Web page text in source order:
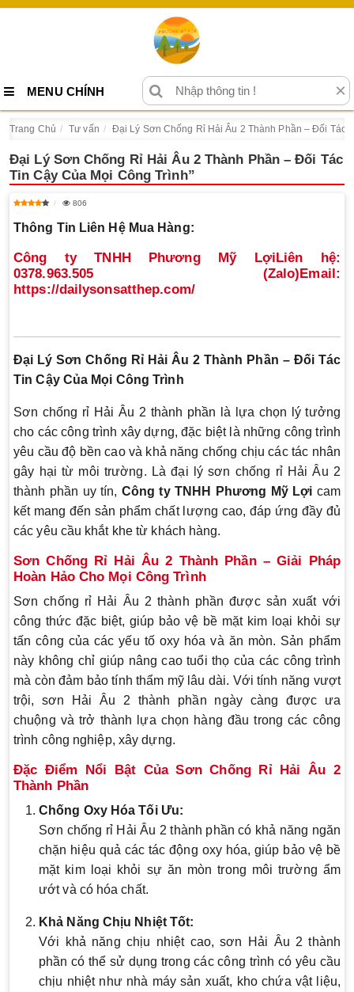
MENU CHÍNH ×
Trang Chủ Tư vấn Đại Lý Sơn Chống Rỉ Hải Âu 2 Thành Phần – Đối Tác
Đại Lý Sơn Chống Rỉ Hải Âu 2 Thành Phần – Đối Tác
Tin Cậy Của Mọi Công Trình”
806
Thông Tin Liên Hệ Mua Hàng:
Công ty TNHH Phương Mỹ LợiLiên hệ:
0378.963.505 (Zalo)Email:
https://dailysonsatthep.com/
Đại Lý Sơn Chống Rỉ Hải Âu 2 Thành Phần – Đối Tác
Tin Cậy Của Mọi Công Trình
Sơn chống rỉ Hải Âu 2 thành phần là lựa chọn lý tưởng
cho các công trình xây dựng, đặc biệt là những công trình
yêu cầu độ bền cao và khả năng chống chịu các tác nhân
gây hại từ môi trường. Là đại lý sơn chống rỉ Hải Âu 2
thành phần uy tín, Công ty TNHH Phương Mỹ Lợi cam
kết mang đến sản phẩm chất lượng cao, đáp ứng đầy đủ
các yêu cầu khắt khe từ khách hàng.
Sơn Chống Rỉ Hải Âu 2 Thành Phần – Giải Pháp
Hoàn Hảo Cho Mọi Công Trình
Sơn chống rỉ Hải Âu 2 thành phần được sản xuất với
công thức đặc biệt, giúp bảo vệ bề mặt kim loại khỏi sự
tấn công của các yếu tố oxy hóa và ăn mòn. Sản phẩm
này không chỉ giúp nâng cao tuổi thọ của các công trình
mà còn đảm bảo tính thẩm mỹ lâu dài. Với tính năng vượt
trội, sơn Hải Âu 2 thành phần ngày càng được ưa
chuộng và trở thành lựa chọn hàng đầu trong các công
trình công nghiệp, xây dựng.
Đặc Điểm Nổi Bật Của Sơn Chống Rỉ Hải Âu 2
Thành Phần
Chống Oxy Hóa Tối Ưu:
Sơn chống rỉ Hải Âu 2 thành phần có khả năng ngăn
chặn hiệu quả các tác động oxy hóa, giúp bảo vệ bề
mặt kim loại khỏi sự ăn mòn trong môi trường ẩm
ướt và có hóa chất.
Khả Năng Chịu Nhiệt Tốt:
Với khả năng chịu nhiệt cao, sơn Hải Âu 2 thành
phần có thể sử dụng trong các công trình có yêu cầu
chịu nhiệt như nhà máy sản xuất, kho chứa vật liệu,